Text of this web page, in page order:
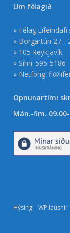
Um félagið
» Félag
» Borgartún 27 -
» 105 Reykjavík
» Sími: 595-5186
» Netföng:
Opnunartími
Mán.-fim.
Hýsing | WP lausnir